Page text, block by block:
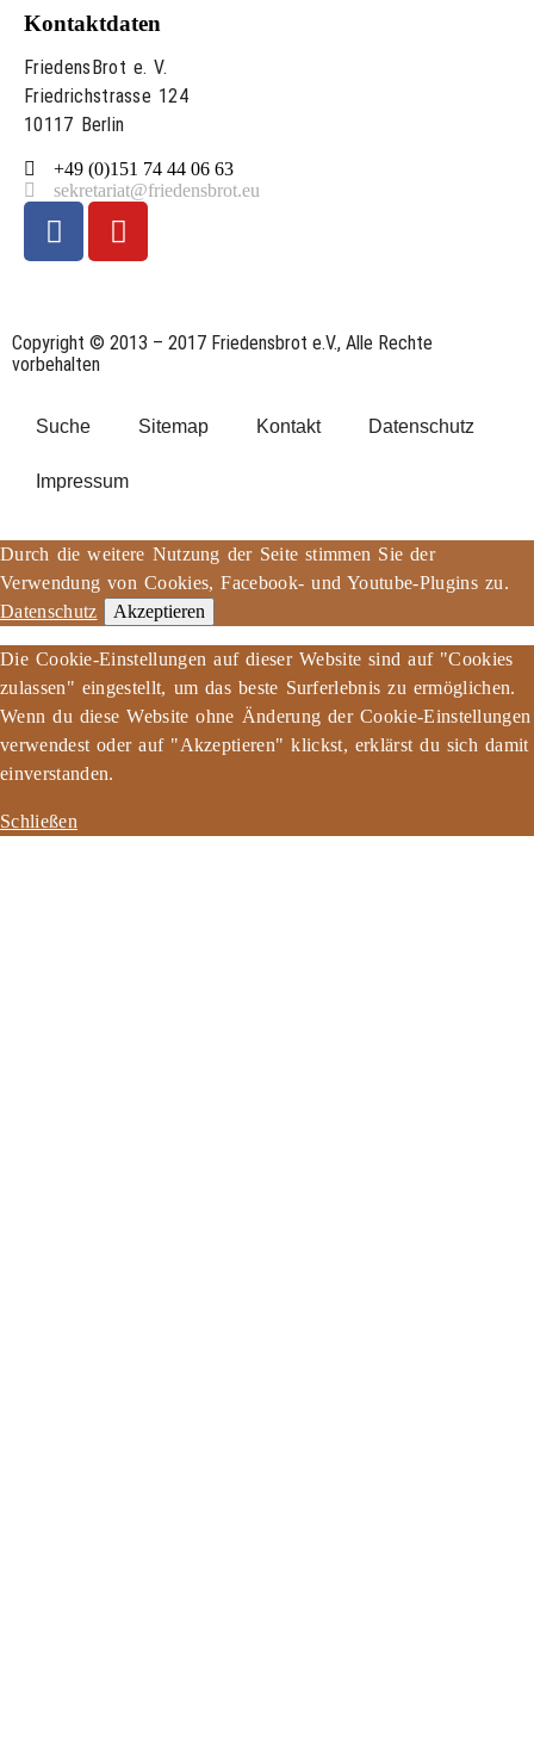
Kontaktdaten
FriedensBrot e. V.
Friedrichstrasse 124
10117 Berlin
+49 (0)151 74 44 06 63
sekretariat@friedensbrot.eu
Copyright © 2013 – 2017 Friedensbrot e.V., Alle Rechte
vorbehalten
Suche Sitemap Kontakt Datenschutz
Impressum
Durch die weitere Nutzung der Seite stimmen Sie der
Verwendung von Cookies, Facebook- und Youtube-Plugins zu.
Datenschutz
Akzeptieren
Die Cookie-Einstellungen auf dieser Website sind auf "Cookies
zulassen" eingestellt, um das beste Surferlebnis zu ermöglichen.
Wenn du diese Website ohne Änderung der Cookie-Einstellungen
verwendest oder auf "Akzeptieren" klickst, erklärst du sich damit
einverstanden.
Schließen